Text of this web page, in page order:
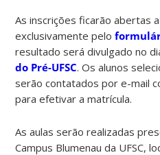
As inscrições ficarão abertas
exclusivamente pelo
resultado será divulgado no
do Pré-UFSC. Os alunos
serão contatados por e-mail
para efetivar a matrícula.
As aulas serão realizadas
Campus Blumenau da UFSC,